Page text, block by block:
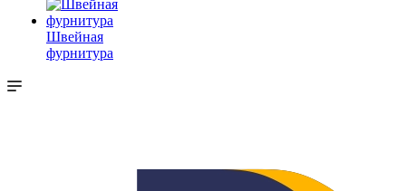
Швейная
фурнитура